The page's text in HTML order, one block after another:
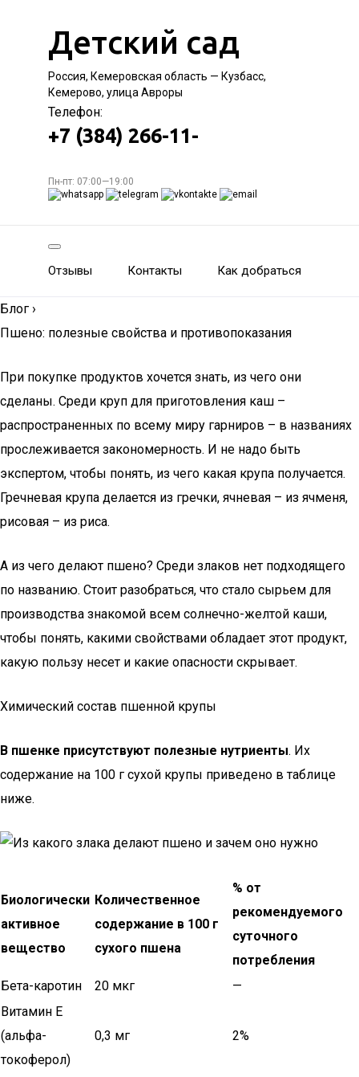
Детский сад
Россия, Кемеровская область — Кузбасс,
Кемерово, улица Авроры
Телефон:
+7 (384) 266-11-
Пн-пт: 07:00—19:00
Отзывы Контакты Как добраться
Блог ›
Пшено: полезные свойства и противопоказания
При покупке продуктов хочется знать, из чего они
сделаны. Среди круп для приготовления каш –
распространенных по всему миру гарниров – в названиях
прослеживается закономерность. И не надо быть
экспертом, чтобы понять, из чего какая крупа получается.
Гречневая крупа делается из гречки, ячневая – из ячменя,
рисовая – из риса.
А из чего делают пшено? Среди злаков нет подходящего
по названию. Стоит разобраться, что стало сырьем для
производства знакомой всем солнечно-желтой каши,
чтобы понять, какими свойствами обладает этот продукт,
какую пользу несет и какие опасности скрывает.
Химический состав пшенной крупы
В пшенке присутствуют полезные нутриенты. Их
содержание на 100 г сухой крупы приведено в таблице
ниже.
Биологически
активное
вещество
Количественное
содержание в 100 г
сухого пшена
% от
рекомендуемого
суточного
потребления
Бета-каротин
20 мкг
—
Витамин Е
(альфа-
токоферол)
0,3 мг 2%